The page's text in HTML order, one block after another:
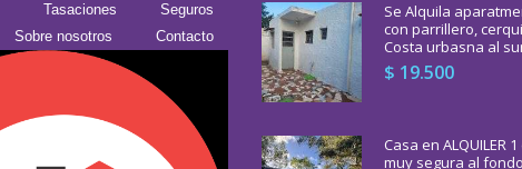
Tasaciones
Seguros
Sobre nosotros Contacto
Se Alquila
con parrillero,
Costa urbasna al
$ 19.500
Casa en ALQUILER
muy segura al